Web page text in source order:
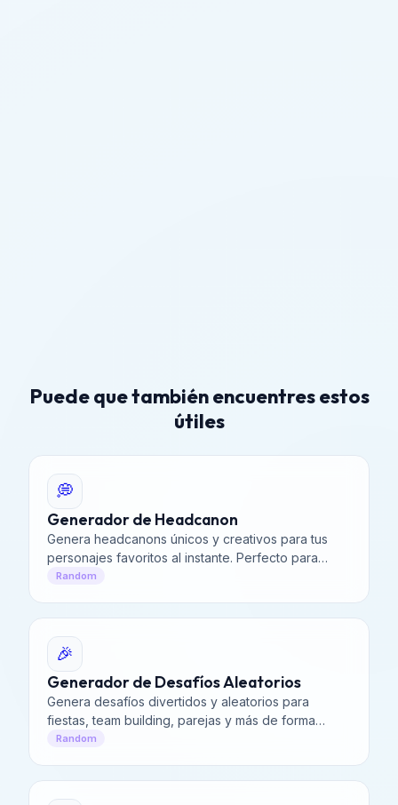
Puede que también encuentres estos
útiles
💭
Generador de Headcanon
Genera headcanons únicos y creativos para tus
personajes favoritos al instante. Perfecto para
escritores, creadores de fanfiction y jugadores de
Random
🎉
Generador de Desafíos Aleatorios
Genera desafíos divertidos y aleatorios para
fiestas, team building, parejas y más de forma
instantánea. Perfecto para verdad o reto y fitness.
Random